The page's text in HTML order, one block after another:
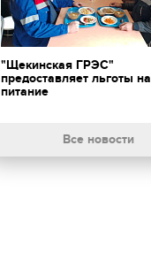
"Щекинская ГРЭС"
предоставляет льготы на
питание
Все новости